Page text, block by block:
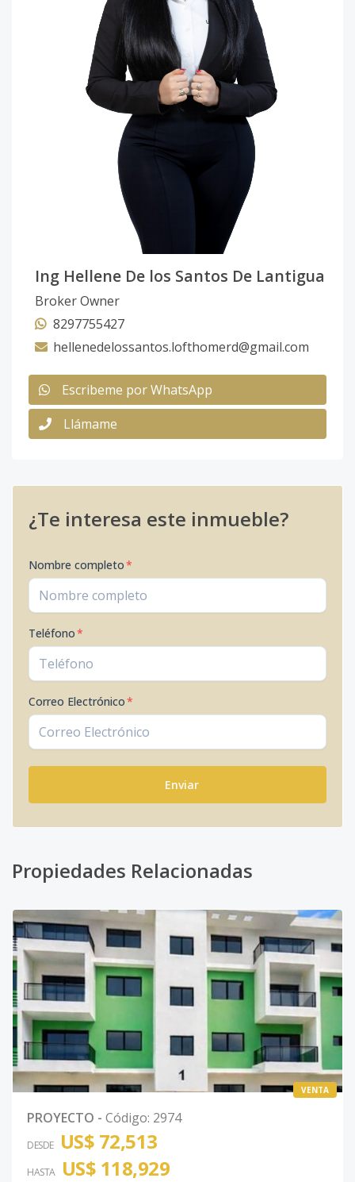
Ing Hellene De los Santos De Lantigua
Broker Owner
8297755427
hellenedelossantos.lofthomerd@gmail.com
Escribeme por WhatsApp
Llámame
¿Te interesa este inmueble?
Nombre completo*
Teléfono*
Correo Electrónico*
Enviar
Propiedades Relacionadas
VENTA
PROYECTO - Código: 2974
DESDE US$ 72,513
HASTA US$ 118,929